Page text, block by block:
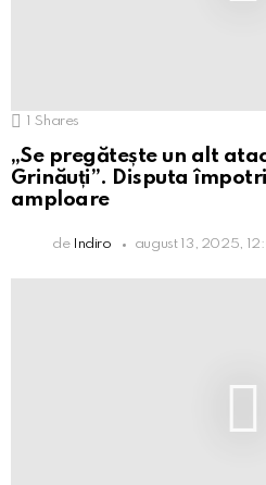
1 Shares
„Se pregătește un alt
Grinăuți”. Disputa
amploare
de Indiro august 13, 2025,